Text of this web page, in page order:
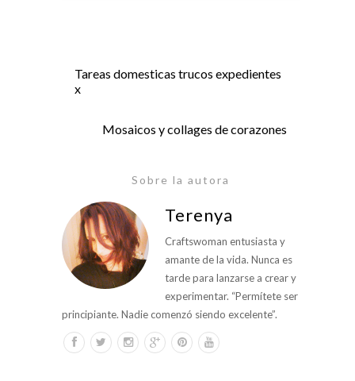
Tareas domesticas trucos expedientes
x
Mosaicos y collages de corazones
Sobre la autora
Terenya
Craftswoman entusiasta y
amante de la vida. Nunca es
tarde para lanzarse a crear y
experimentar. “Permítete ser
principiante. Nadie comenzó siendo excelente”.